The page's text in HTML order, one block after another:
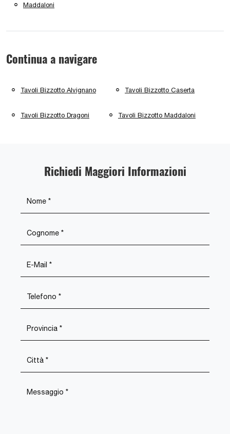
Maddaloni
Continua a navigare
Tavoli Bizzotto Alvignano Tavoli Bizzotto Caserta
Tavoli Bizzotto Dragoni Tavoli Bizzotto Maddaloni
Richiedi Maggiori Informazioni